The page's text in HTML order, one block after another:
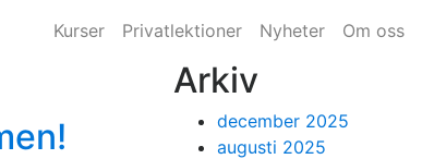
Kurser Privatlektioner Nyheter Om oss
Arkiv
december 2025
augusti 2025